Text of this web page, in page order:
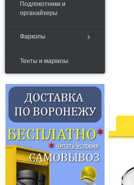
Подлокотники и
органайзеры
Фаркопы
Тенты и маркизы